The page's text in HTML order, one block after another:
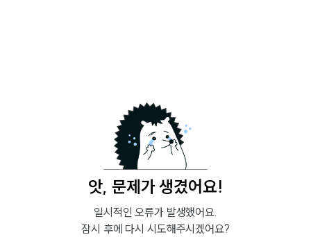
앗, 문제가 생겼어요!
일시적인 오류가 발생했어요.
잠시 후에 다시 시도해주시겠어요?